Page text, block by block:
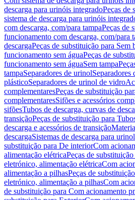
descarga para urinóis integradoPeças de
sistema de descarga para urinóis
com descarga, com/para tampaPeças de
funcionamento com descarga, com/para
descargaPeças de substituição para Sem
funcionamento sem águaPeças de
funcionamento sem águaSem tampa
tampaSeparadores de urinolSeparadores
plásticoSeparadores de urinol de vidro
complementaresPeças de substituição
complementaresSifões e acessórios
sifõesTubos de descarga, curvas de
transiçãoPeças de substituição para
descarga e acessórios de transição
descargaSistemas de descarga para urinol
substituição para De interiorCom
alimentação elétricaPeças de
eletrónico, alimentação elétricaCom
alimentação a pilhasPeças de
eletrónico, alimentação a pilhasCom
de substituição para Com acionamento